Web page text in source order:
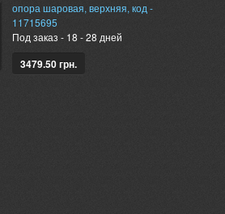
опора шаровая, верхняя, код -
11715695
Под заказ - 18 - 28 дней
3479.50 грн.